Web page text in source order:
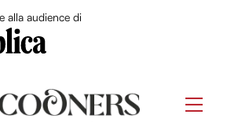
alla audience di